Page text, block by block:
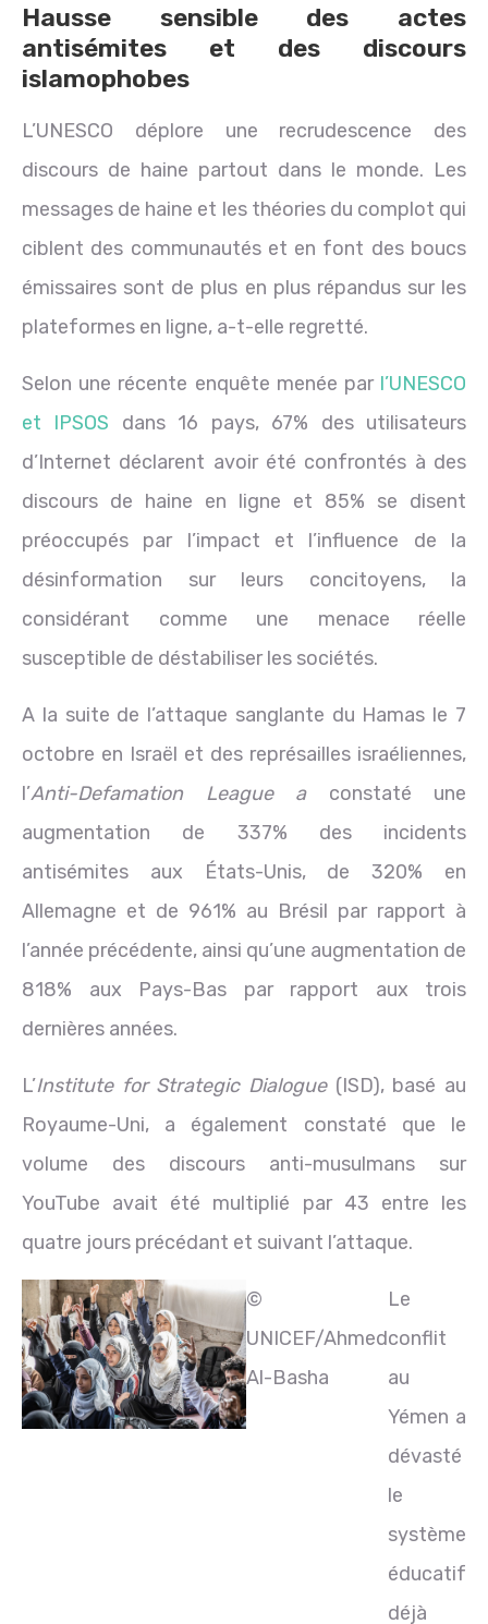
Hausse sensible des actes
antisémites et des discours
islamophobes
L’UNESCO déplore une recrudescence des
discours de haine partout dans le monde. Les
messages de haine et les théories du complot qui
ciblent des communautés et en font des boucs
émissaires sont de plus en plus répandus sur les
plateformes en ligne, a-t-elle regretté.
Selon une récente enquête menée par l’UNESCO
et IPSOS dans 16 pays, 67% des utilisateurs
d’Internet déclarent avoir été confrontés à des
discours de haine en ligne et 85% se disent
préoccupés par l’impact et l’influence de la
désinformation sur leurs concitoyens, la
considérant comme une menace réelle
susceptible de déstabiliser les sociétés.
A la suite de l’attaque sanglante du Hamas le 7
octobre en Israël et des représailles israéliennes,
l’Anti-Defamation League a constaté une
augmentation de 337% des incidents
antisémites aux États-Unis, de 320% en
Allemagne et de 961% au Brésil par rapport à
l’année précédente, ainsi qu’une augmentation de
818% aux Pays-Bas par rapport aux trois
dernières années.
L’Institute for Strategic Dialogue (ISD), basé au
Royaume-Uni, a également constaté que le
volume des discours anti-musulmans sur
YouTube avait été multiplié par 43 entre les
quatre jours précédant et suivant l’attaque.
©
UNICEF/Ahmed
Al-Basha
Le
conflit
au
Yémen a
dévasté
le
système
éducatif
déjà